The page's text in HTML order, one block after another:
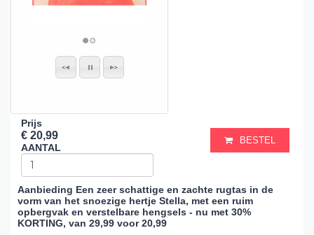
Prijs
€ 20,99
AANTAL
BESTEL
Aanbieding Een zeer schattige en zachte rugtas in de
vorm van het snoezige hertje Stella, met een ruim
opbergvak en verstelbare hengsels - nu met 30%
KORTING, van 29,99 voor 20,99